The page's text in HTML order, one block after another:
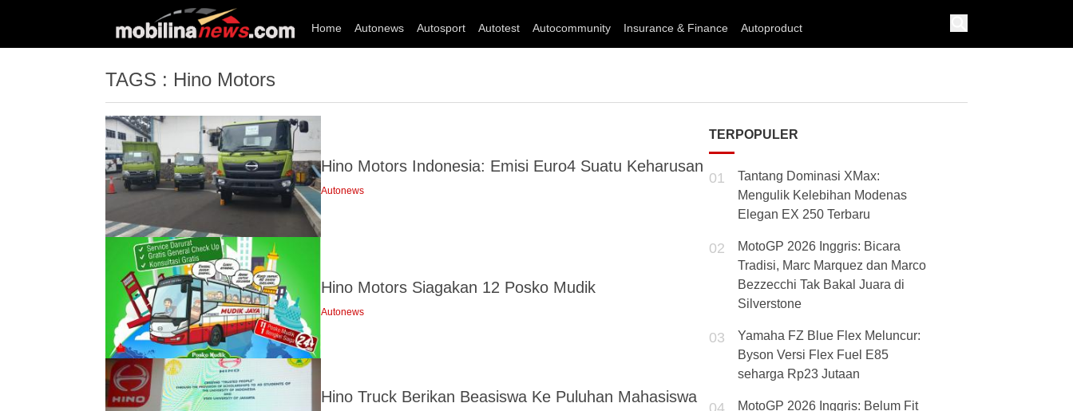
Home Autonews Autosport Autotest Autocommunity Insurance & Finance Autoproduct
TAGS : Hino Motors
Hino Motors Indonesia: Emisi Euro4 Suatu Keharusan
Autonews
Hino Motors Siagakan 12 Posko Mudik
Autonews
Hino Truck Berikan Beasiswa Ke Puluhan Mahasiswa
TERPOPULER
01
Tantang Dominasi XMax:
Mengulik Kelebihan Modenas
Elegan EX 250 Terbaru
02
MotoGP 2026 Inggris: Bicara
Tradisi, Marc Marquez dan Marco
Bezzecchi Tak Bakal Juara di
Silverstone
03
Yamaha FZ Blue Flex Meluncur:
Byson Versi Flex Fuel E85
seharga Rp23 Jutaan
04
MotoGP 2026 Inggris: Belum Fit